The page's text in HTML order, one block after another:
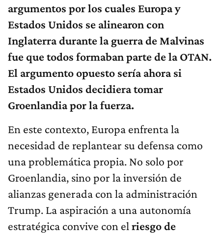
argumentos por los cuales Europa y
Estados Unidos se alinearon con
Inglaterra durante la guerra de Malvinas
fue que todos formaban parte de la OTAN.
El argumento opuesto sería ahora si
Estados Unidos decidiera tomar
Groenlandia por la fuerza.
En este contexto, Europa enfrenta la
necesidad de replantear su defensa como
una problemática propia. No solo por
Groenlandia, sino por la inversión de
alianzas generada con la administración
Trump. La aspiración a una autonomía
estratégica convive con el riesgo de